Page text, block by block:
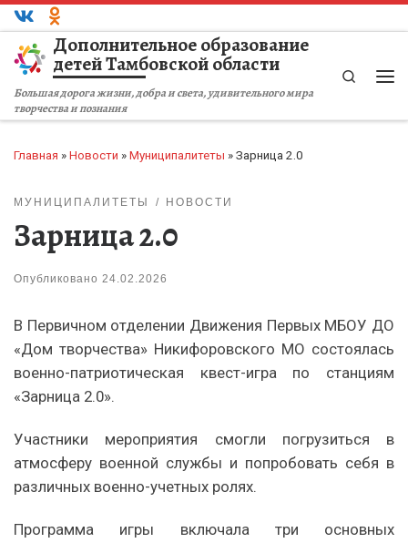
Перейти к содержимому
Дополнительное образование
детей Тамбовской области
Большая дорога жизни, добра и света, удивительного мира
творчества и познания
Search
Главная » Новости » Муниципалитеты » Зарница 2.0
МУНИЦИПАЛИТЕТЫ НОВОСТИ
Зарница 2.0
Опубликовано 24.02.2026
В Первичном отделении Движения Первых МБОУ ДО
«Дом творчества» Никифоровского МО состоялась
военно-патриотическая квест-игра по станциям
«Зарница 2.0».
Участники мероприятия смогли погрузиться в
атмосферу военной службы и попробовать себя в
различных военно-учетных ролях.
Программа игры включала три основных